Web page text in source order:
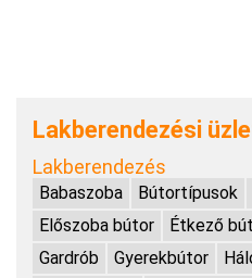
Lakberendezési
Lakberendezés
Babaszoba Bútortípusok
Előszoba bútor
Étkező
Gardrób
Gyerekbútor